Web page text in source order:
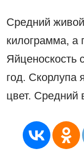
Средний
килограмма, а
Яйценоскость
год. Скорлупа
цвет.